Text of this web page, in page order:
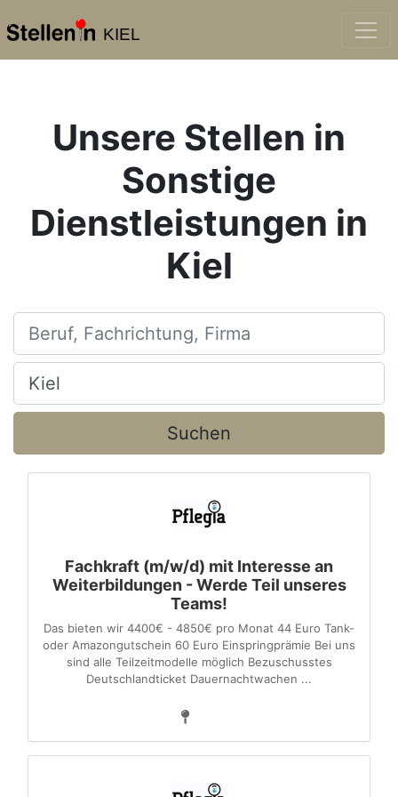
KIEL
Unsere Stellen in
Sonstige
Dienstleistungen in
Kiel
Beruf, Fachrichtung, Firma
Ort, Stadt
Suchen
Fachkraft (m/w/d) mit Interesse an
Weiterbildungen - Werde Teil unseres
Teams!
Das bieten wir 4400€ - 4850€ pro Monat 44 Euro Tank-
oder Amazongutschein 60 Euro Einspringprämie Bei uns
sind alle Teilzeitmodelle möglich Bezuschusstes
Deutschlandticket Dauernachtwachen ...